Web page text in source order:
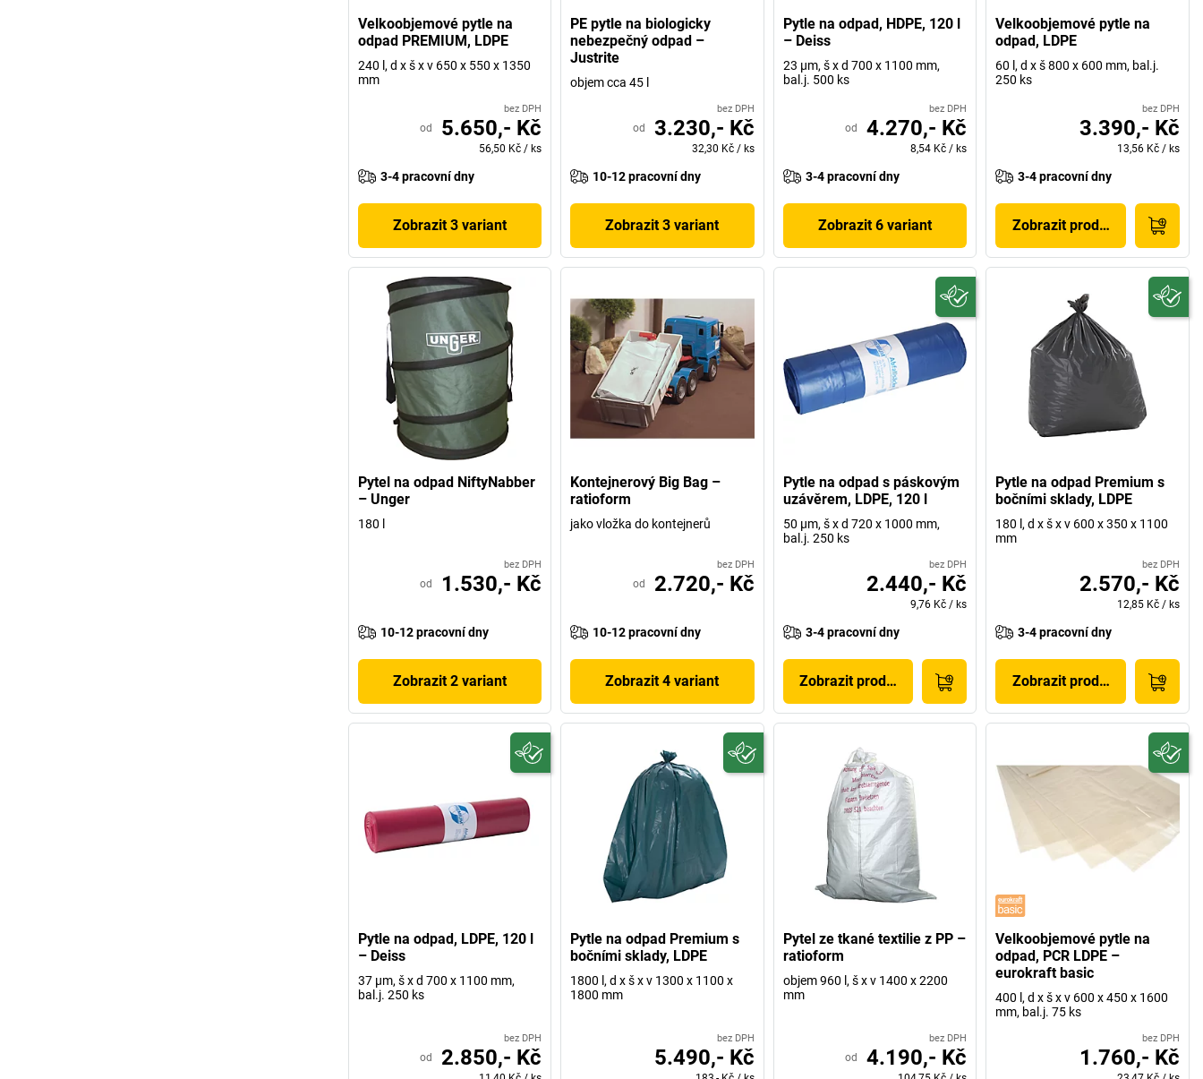
Velkoobjemové pytle na
odpad PREMIUM, LDPE
240 l, d x š x v 650 x 550 x 1350
mm
bez DPH
od 5.650,- Kč
56,50 Kč /ks
3-4 pracovní dny
Zobrazit 3 variant
PE pytle na biologicky
nebezpečný odpad –
Justrite
objem cca 45 l
bez DPH
od 3.230,- Kč
32,30 Kč / ks
10-12 pracovní dny
Zobrazit 3 variant
Pytle na odpad, HDPE, 120 l
– Deiss
23 µm, š x d 700 x 1100 mm,
bal.j. 500 ks
bez DPH
od 4.270,- Kč
8,54 Kč /ks
3-4 pracovní dny
Zobrazit 6 variant
Velkoobjemové pytle na
odpad, LDPE
60 l, d x š 800 x 600 mm, bal.j.
250 ks
bez DPH
3.390,- Kč
13,56 Kč / ks
3-4 pracovní dny
Zobrazit produkt
Pytel na odpad NiftyNabber
– Unger
180 l
bez DPH
od 1.530,- Kč
10-12 pracovní dny
Zobrazit 2 variant
Kontejnerový Big Bag –
ratioform
jako vložka do kontejnerů
bez DPH
od 2.720,- Kč
10-12 pracovní dny
Zobrazit 4 variant
Pytle na odpad s páskovým
uzávěrem, LDPE, 120 l
50 µm, š x d 720 x 1000 mm,
bal.j. 250 ks
bez DPH
2.440,- Kč
9,76 Kč / ks
3-4 pracovní dny
Zobrazit produkt
Pytle na odpad Premium s
bočními sklady, LDPE
180 l, d x š x v 600 x 350 x 1100
mm
bez DPH
2.570,- Kč
12,85 Kč / ks
3-4 pracovní dny
Zobrazit produkt
Pytle na odpad, LDPE, 120 l
– Deiss
37 µm, š x d 700 x 1100 mm,
bal.j. 250 ks
bez DPH
od 2.850,- Kč
Pytle na odpad Premium s
bočními sklady, LDPE
1800 l, d x š x v 1300 x 1100 x
1800 mm
bez DPH
5.490,- Kč
Pytel ze tkané textilie z PP –
ratioform
objem 960 l, š x v 1400 x 2200
mm
bez DPH
od 4.190,- Kč
Velkoobjemové pytle na
odpad, PCR LDPE –
eurokraft basic
400 l, d x š x v 600 x 450 x 1600
mm, bal.j. 75 ks
bez DPH
1.760,- Kč